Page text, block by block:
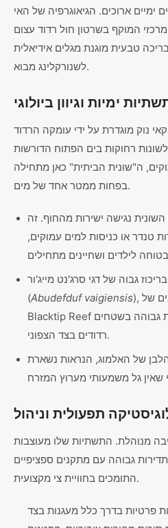
ימיים ארוכים. הגיאוגרפיה של האי
המוקף בשרטון חול רדוד עצום
טבעית מוגנת מגלים אידיאלית
לשנורקלינג מבוא.
ימיות וגיוון ביולוגי
נוק מוגדרת על ידי עומקה הרדוד
לשונות רחוקות בים הפתוח הדורשות
ה"שונית הביתית" כאן מתחילה
בפחות ממטר אחד של מים.
השונית נגישה ישירות מהחוף. זה
טנדר או כניסות למים עמוקים,
גבוה של דגי סרג'נט מייג'ור
(Abudefduf vaigiensis), מינים שונים של Wrasse, וכרישי
Blacktip Reef צעירים, אשר נצפים בתדירות גבוהה בשטחים
רדודים בצד הצפוני.
של האלמוג, הנראות נשארת
תפעולית וניהול
מנוהלת. התשתיות שלו מעוצבות
גבוהה עם מתקנים ספציפיים
התומכים בחוויית צי מקצועית.
פרטיות בדרך כלל מעגנות בצד